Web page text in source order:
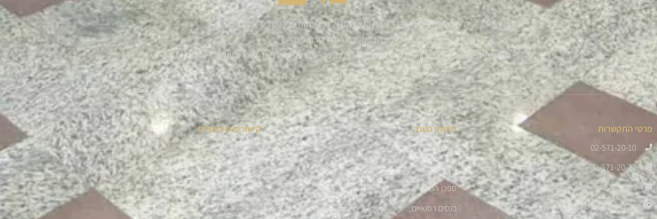
בית הוראה 'אפיקי מים' בראשות הגאון הגדול הרב משה פנירי שליט"א
נוסד בשנת תשס"ז בשכונת רמות בירושלים.
כיום משיבים מטעם בית ההוראה למעלה מ 300 רבנים, בכ -100 ערים ברחבי הארץ והעולם
פרטי התקשרות
02-571-20-10
02-571-20-22
office@afikey-mayim.co.il
שלום סיון 14, רמות ג' ירושלים
תחומי מענה
הכשרת מורי הוראה
היתר עיסקא
ספרי המכון
כנסים רפואיים
קישורים שימושיים
איזור אישי רבנים